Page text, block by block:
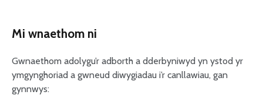
Mi wnaethom ni
Gwnaethom adolygu’r adborth a dderbyniwyd yn ystod yr
ymgynghoriad a gwneud diwygiadau i’r canllawiau, gan
gynnwys: